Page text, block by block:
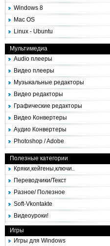
Windows 8
Mac OS
Linux - Ubuntu
Мультимедиа
Audio плееры
Видео плееры
Музыкальные редакторы
Видео редакторы
Графические редакторы
Видео Конвертеры
Аудио Конвертеры
Photoshop / Adobe
Полезные категории
Кряки,кейгены,ключи..
Переводчики/Текст
Разное/ Полезное
Soft-Vkontakte
Видеоуроки!
Игры
Игры для Windows